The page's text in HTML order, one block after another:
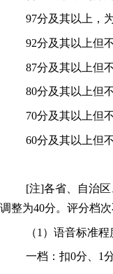
97分及其以上，
92分及其以上但
87分及其以上但
80分及其以上但
70分及其以上但
60分及其以上但
[注]各省、自治
调整为40分。评分档
（1）语音标准程
一档：扣0分、1